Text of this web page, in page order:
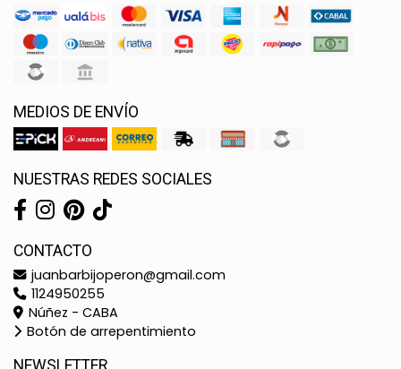
MEDIOS DE ENVÍO
NUESTRAS REDES SOCIALES
CONTACTO
juanbarbijoperon@gmail.com
1124950255
Núñez - CABA
Botón de arrepentimiento
NEWSLETTER